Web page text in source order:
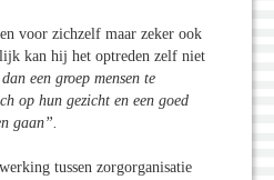
voor zichzelf maar zeker ook
kan hij het optreden zelf niet
een groep mensen te
op hun gezicht en een goed
gaan”.
tussen zorgorganisatie